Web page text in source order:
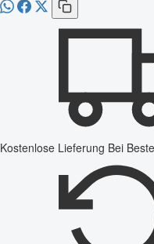
Kostenlose Lieferung Bei